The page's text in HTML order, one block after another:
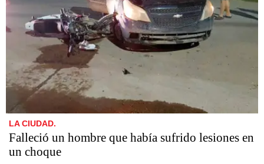
LA CIUDAD.
Falleció un hombre que había sufrido lesiones en
un choque